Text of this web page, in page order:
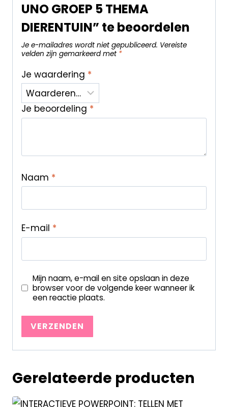
UNO GROEP 5 THEMA
DIERENTUIN” te beoordelen
Je e-mailadres wordt niet gepubliceerd. Vereiste
velden zijn gemarkeerd met *
Je waardering *
Je beoordeling *
Naam *
E-mail *
Mijn naam, e-mail en site opslaan in deze
browser voor de volgende keer wanneer ik
een reactie plaats.
Gerelateerde producten